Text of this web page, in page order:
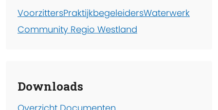
VoorzittersPraktijkbegeleidersWaterwerk
Community Regio Westland
Downloads